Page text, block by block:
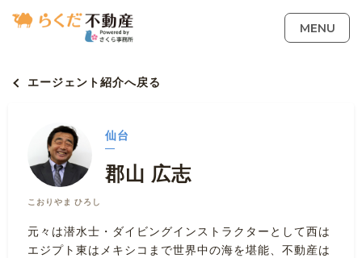
MENU
エージェント紹介へ戻る
仙台
郡山 広志
こおりやま ひろし
元々は潜水士・ダイビングインストラクターとして西は
エジプト東はメキシコまで世界中の海を堪能、不動産は